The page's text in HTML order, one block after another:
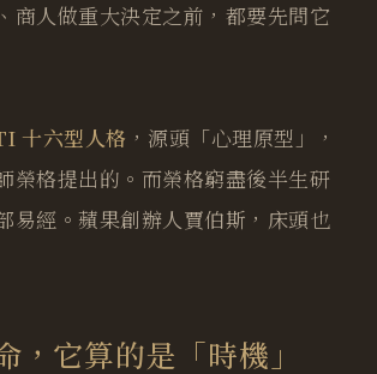
商人做重大決定之前，都要先問它
十六型人格 ，源頭「心理原型」，
榮格提出的。而榮格窮盡後半生研
易經。蘋果創辦人賈伯斯，床頭也
，它算的是「時機」